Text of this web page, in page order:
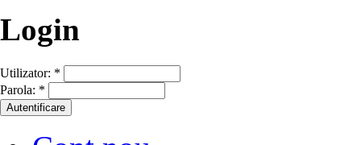
Login
Utilizator: *
Parola: *